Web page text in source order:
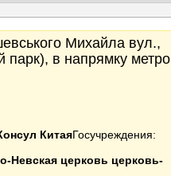
Михайла вул.,
парк), в напрямку метро
КитаяГосучреждения:
Невская церковь церковь-